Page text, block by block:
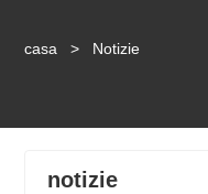
casa > Notizie
notizie